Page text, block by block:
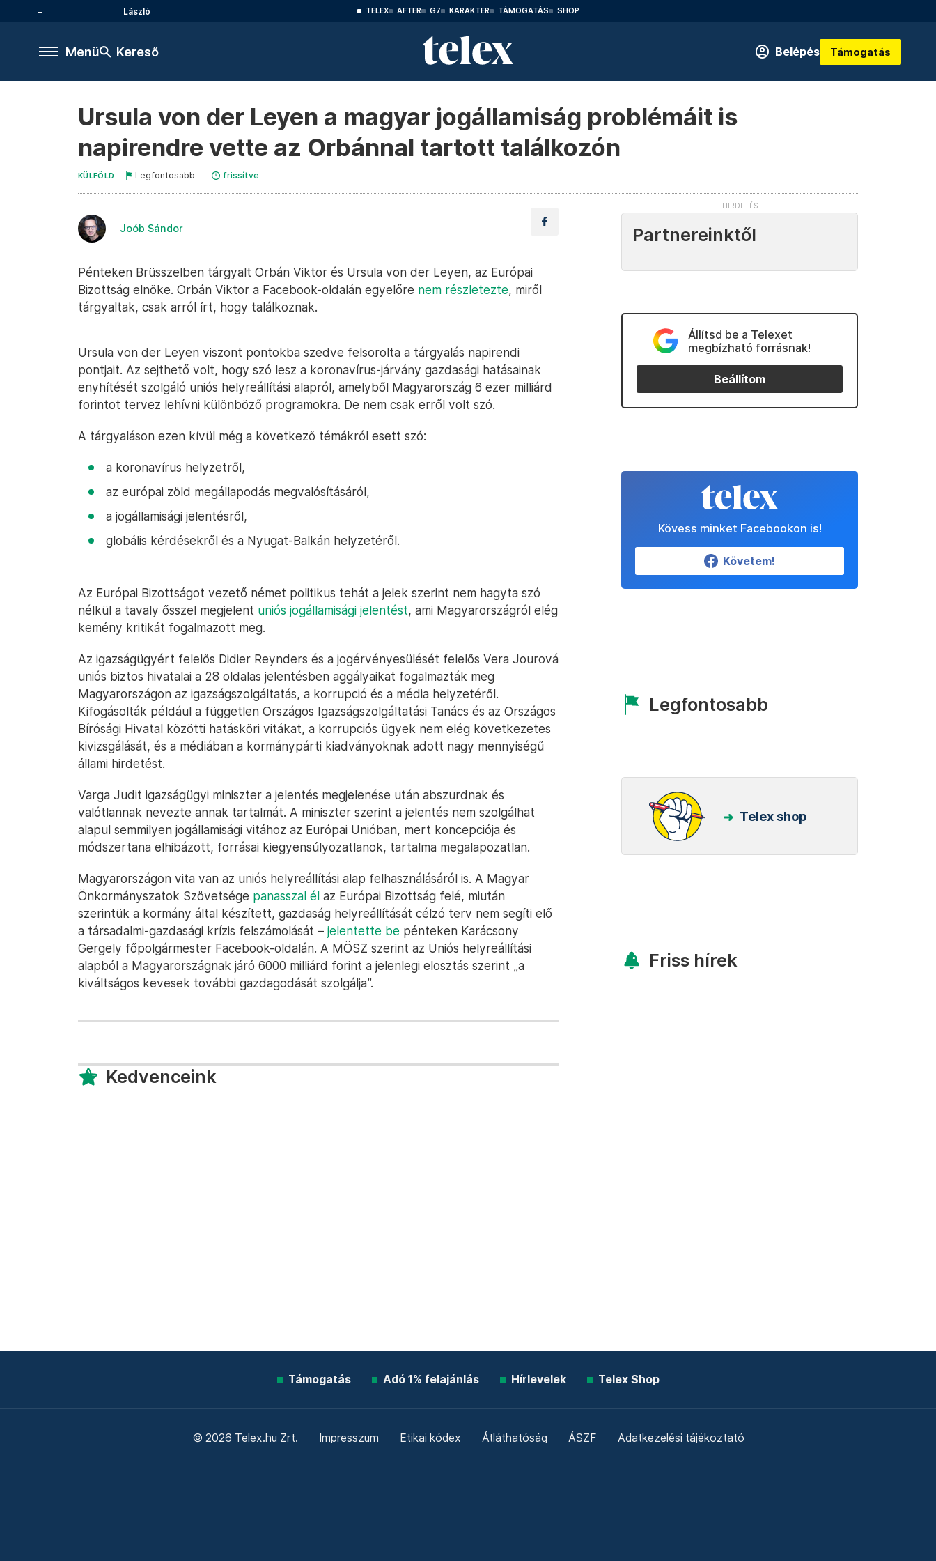
László TELEX AFTER G7 KARAKTER TÁMOGATÁS SHOP
Menü Kereső Belépés Támogatás
Ursula von der Leyen a magyar jogállamiság problémáit is
napirendre vette az Orbánnal tartott találkozón
KÜLFÖLD Legfontosabb frissítve
Joób Sándor
Pénteken Brüsszelben tárgyalt Orbán Viktor és Ursula von der Leyen, az Európai
Bizottság elnöke. Orbán Viktor a Facebook-oldalán egyelőre nem részletezte, miről
tárgyaltak, csak arról írt, hogy találkoznak.
Ursula von der Leyen viszont pontokba szedve felsorolta a tárgyalás napirendi
pontjait. Az sejthető volt, hogy szó lesz a koronavírus-járvány gazdasági hatásainak
enyhítését szolgáló uniós helyreállítási alapról, amelyből Magyarország 6 ezer milliárd
forintot tervez lehívni különböző programokra. De nem csak erről volt szó.
A tárgyaláson ezen kívül még a következő témákról esett szó:
a koronavírus helyzetről,
az európai zöld megállapodás megvalósításáról,
a jogállamisági jelentésről,
globális kérdésekről és a Nyugat-Balkán helyzetéről.
Az Európai Bizottságot vezető német politikus tehát a jelek szerint nem hagyta szó
nélkül a tavaly ősszel megjelent uniós jogállamisági jelentést, ami Magyarországról elég
kemény kritikát fogalmazott meg.
Az igazságügyért felelős Didier Reynders és a jogérvényesülését felelős Vera Jourová
uniós biztos hivatalai a 28 oldalas jelentésben aggályaikat fogalmazták meg
Magyarországon az igazságszolgáltatás, a korrupció és a média helyzetéről.
Kifogásolták például a független Országos Igazságszolgáltatási Tanács és az Országos
Bírósági Hivatal közötti hatásköri vitákat, a korrupciós ügyek nem elég következetes
kivizsgálását, és a médiában a kormánypárti kiadványoknak adott nagy mennyiségű
állami hirdetést.
Varga Judit igazságügyi miniszter a jelentés megjelenése után abszurdnak és
valótlannak nevezte annak tartalmát. A miniszter szerint a jelentés nem szolgálhat
alapul semmilyen jogállamisági vitához az Európai Unióban, mert koncepciója és
módszertana elhibázott, forrásai kiegyensúlyozatlanok, tartalma megalapozatlan.
Magyarországon vita van az uniós helyreállítási alap felhasználásáról is. A Magyar
Önkormányszatok Szövetsége panasszal él az Európai Bizottság felé, miután
szerintük a kormány által készített, gazdaság helyreállítását célzó terv nem segíti elő
a társadalmi-gazdasági krízis felszámolását – jelentette be pénteken Karácsony
Gergely főpolgármester Facebook-oldalán. A MÖSZ szerint az Uniós helyreállítási
alapból a Magyarországnak járó 6000 milliárd forint a jelenlegi elosztás szerint „a
kiváltságos kevesek további gazdagodását szolgálja”.
Kedvenceink
Partnereinktől
Állítsd be a Telexet
megbízható forrásnak!
Beállítom
Kövess minket Facebookon is!
Követem!
Legfontosabb
Telex shop
Friss hírek
Támogatás Adó 1% felajánlás Hírlevelek Telex Shop
© 2026 Telex.hu Zrt. Impresszum Etikai kódex Átláthatóság ÁSZF Adatkezelési tájékoztató